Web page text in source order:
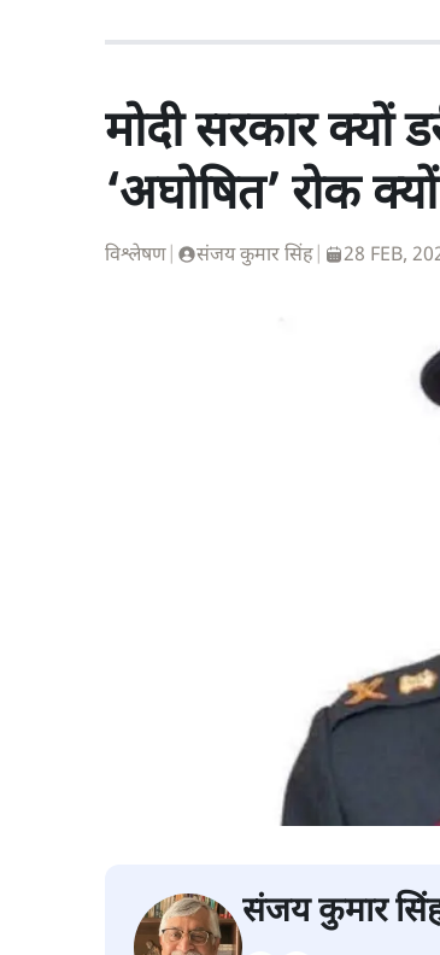
मोदी सरकार क्यों
‘अघोषित’ रोक
विश्लेषण संजय कुमार सिंह 28 FEB,
संजय कुमार